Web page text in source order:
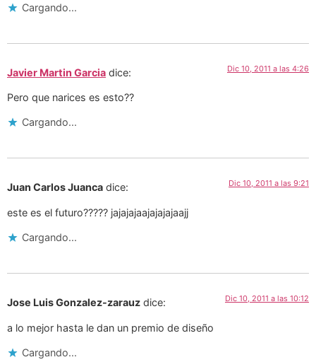
Cargando...
Javier Martin Garcia dice: Dic 10, 2011 a las 4:26
Pero que narices es esto??
Cargando...
Juan Carlos Juanca dice: Dic 10, 2011 a las 9:21
este es el futuro????? jajajajaajajajajaajj
Cargando...
Jose Luis Gonzalez-zarauz dice: Dic 10, 2011 a las 10:12
a lo mejor hasta le dan un premio de diseño
Cargando...